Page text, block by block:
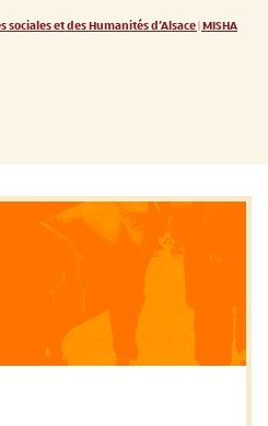
et des Humanités d'Alsace | MISHA